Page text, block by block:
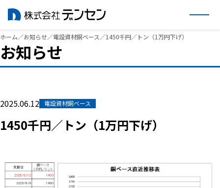
内
容
を
ッ
ホーム／お知らせ／電設資材銅ベース ／1450千円／トン（1万円下げ）
お知らせ
2025.06.12 電設資材銅ベース
1450千円／トン（1万円下げ）